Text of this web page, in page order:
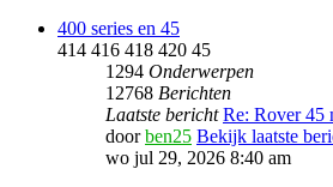
400 series en 45
414 416 418 420 45
1294 Onderwerpen
12768 Berichten
Laatste bericht Re: Rover
doorben25 Bekijk laatste
wo jul 29, 2026 8:40 am